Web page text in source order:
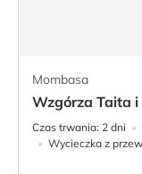
Mombasa
Wzgórza Taita
Czas trwania: 2 dni
Wycieczka z